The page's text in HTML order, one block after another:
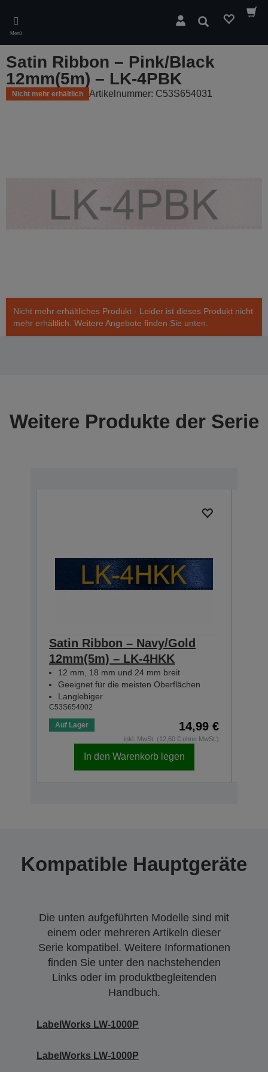
main
content
Menü
Suchen
Satin Ribbon – Pink/Black
12mm(5m) – LK-4PBK
Nicht mehr erhältlich Artikelnummer: C53S654031
Nicht mehr erhältliches Produkt - Leider ist dieses Produkt nicht
mehr erhältlich. Weitere Angebote finden Sie unten.
Weitere Produkte der Serie
Satin Ribbon – Navy/Gold
12mm(5m) – LK-4HKK
12 mm, 18 mm und 24 mm breit
Geeignet für die meisten Oberflächen
Langlebiger
C53S654002
Auf Lager 14,99 €
inkl. MwSt. (12,60 € ohne MwSt.)
In den Warenkorb legen
Kompatible Hauptgeräte
Die unten aufgeführten Modelle sind mit
einem oder mehreren Artikeln dieser
Serie kompatibel. Weitere Informationen
finden Sie unter den nachstehenden
Links oder im produktbegleitenden
Handbuch.
LabelWorks LW-1000P
LabelWorks LW-1000P